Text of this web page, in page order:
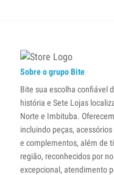
Sobre o grupo Bite
Bite sua escolha confiável
história e Sete Lojas
Norte e Imbituba.
incluindo peças,
e complementos, além de
região, reconhecidos por
excepcional, atendimento